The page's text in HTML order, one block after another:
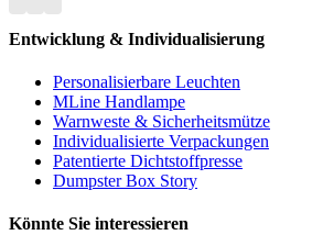
Entwicklung & Individualisierung
Personalisierbare Leuchten
MLine Handlampe
Warnweste & Sicherheitsmütze
Individualisierte Verpackungen
Patentierte Dichtstoffpresse
Dumpster Box Story
Könnte Sie interessieren